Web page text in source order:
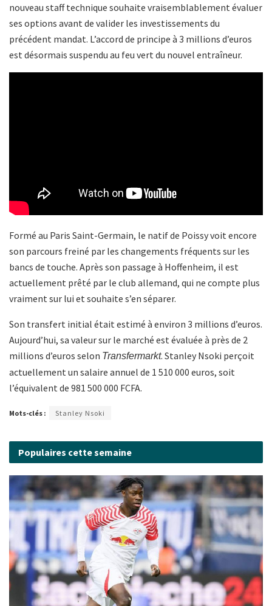
nouveau staff technique souhaite vraisemblablement évaluer
ses options avant de valider les investissements du
précédent mandat. L’accord de principe à 3 millions d’euros
est désormais suspendu au feu vert du nouvel entraîneur.
Formé au Paris Saint-Germain, le natif de Poissy voit encore
son parcours freiné par les changements fréquents sur les
bancs de touche. Après son passage à Hoffenheim, il est
actuellement prêté par le club allemand, qui ne compte plus
vraiment sur lui et souhaite s’en séparer.
Son transfert initial était estimé à environ 3 millions d’euros.
Aujourd’hui, sa valeur sur le marché est évaluée à près de 2
millions d’euros selon Transfermarkt. Stanley Nsoki perçoit
actuellement un salaire annuel de 1 510 000 euros, soit
l’équivalent de 981 500 000 FCFA.
Mots-clés : Stanley Nsoki
Populaires cette semaine